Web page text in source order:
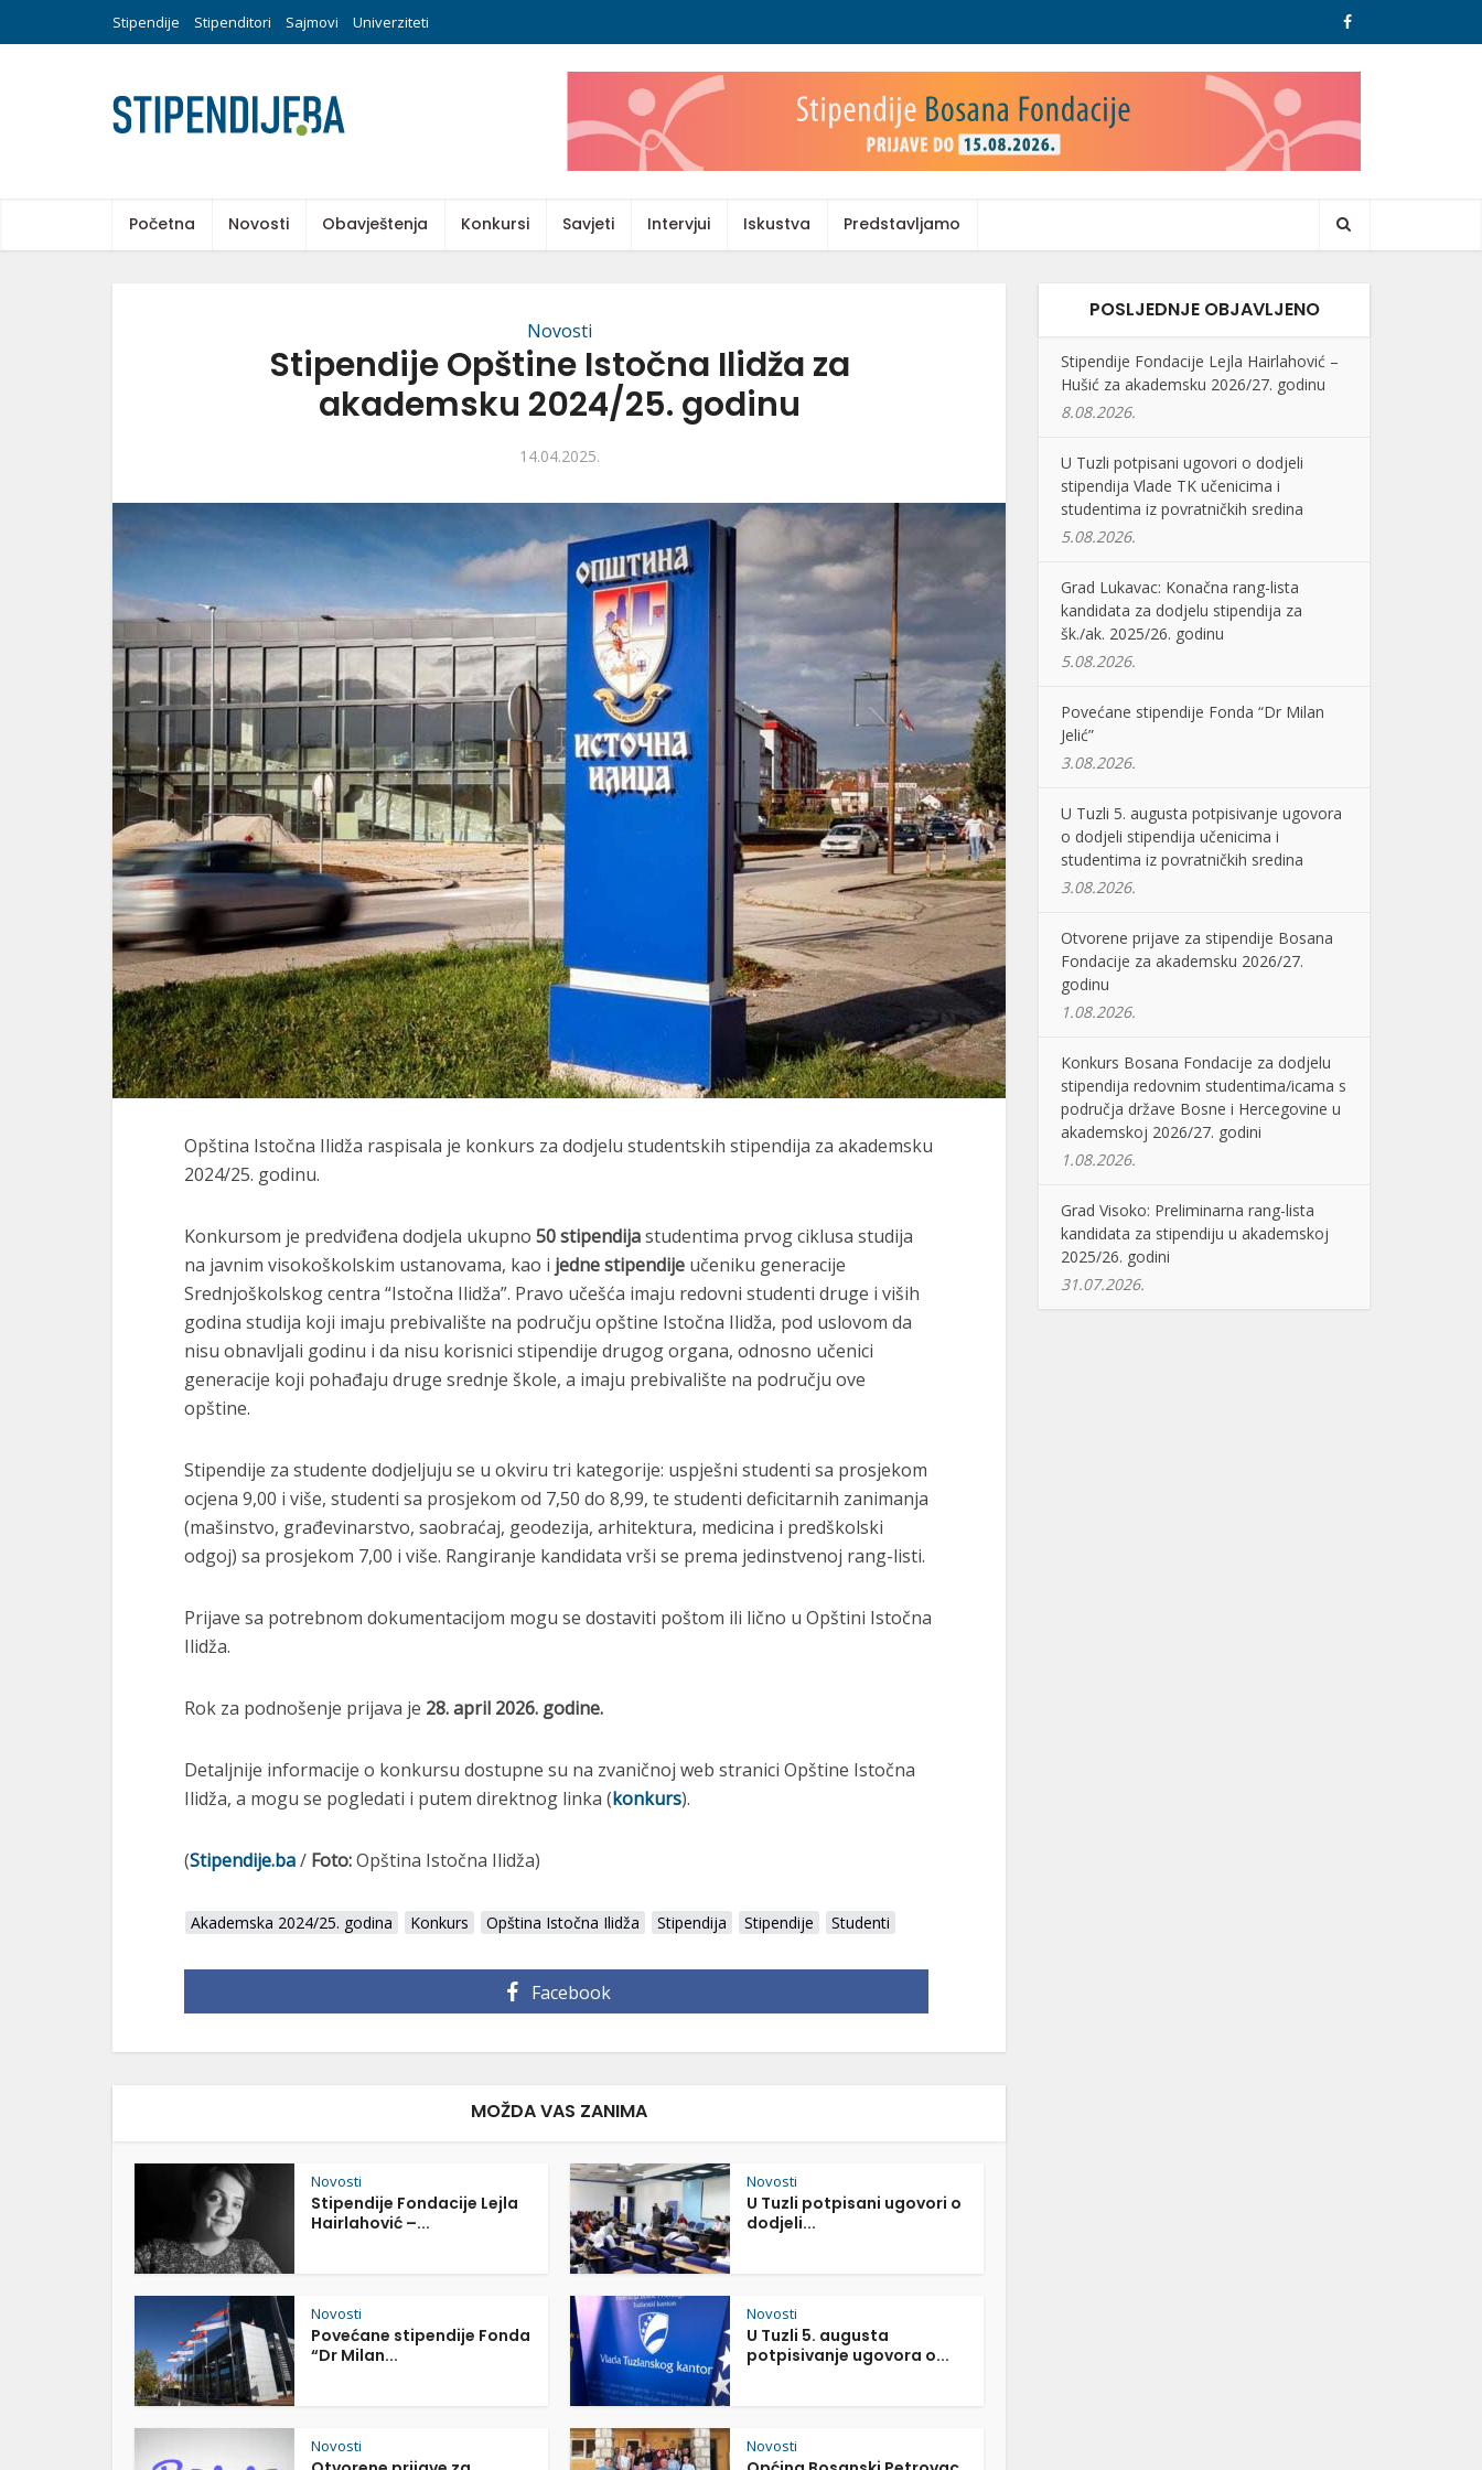
Stipendije Stipenditori Sajmovi Univerziteti
Početna Novosti Obavještenja Konkursi Savjeti Intervjui Iskustva Predstavljamo
Novosti
Stipendije Opštine Istočna Ilidža za
akademsku 2024/25. godinu
14.04.2025.
Opština Istočna Ilidža raspisala je konkurs za dodjelu studentskih stipendija za akademsku
2024/25. godinu.
Konkursom je predviđena dodjela ukupno 50 stipendijastudentima prvog ciklusa studija
na javnim visokoškolskim ustanovama, kao i jedne stipendije učeniku generacije
Srednjoškolskog centra “Istočna Ilidža”. Pravo učešća imaju redovni studenti druge i viših
godina studija koji imaju prebivalište na području opštine Istočna Ilidža, pod uslovom da
nisu obnavljali godinu i da nisu korisnici stipendije drugog organa, odnosno učenici
generacije koji pohađaju druge srednje škole, a imaju prebivalište na području ove
opštine.
Stipendije za studente dodjeljuju se u okviru tri kategorije: uspješni studenti sa prosjekom
ocjena 9,00 i više, studenti sa prosjekom od 7,50 do 8,99, te studenti deficitarnih zanimanja
(mašinstvo, građevinarstvo, saobraćaj, geodezija, arhitektura, medicina i predškolski
odgoj) sa prosjekom 7,00 i više. Rangiranje kandidata vrši se prema jedinstvenoj rang-listi.
Prijave sa potrebnom dokumentacijom mogu se dostaviti poštom ili lično u Opštini Istočna
Ilidža.
Rok za podnošenje prijava je 28. april 2026. godine.
Detaljnije informacije o konkursu dostupne su na zvaničnoj web stranici Opštine Istočna
Ilidža, a mogu se pogledati i putem direktnog linka (konkurs).
(Stipendije.ba/ Foto:Opština Istočna Ilidža)
Akademska 2024/25. godina Konkurs Opština Istočna Ilidža Stipendija Stipendije Studenti
Facebook
MOŽDA VAS ZANIMA
Novosti
Stipendije Fondacije Lejla
Hairlahović –...
Novosti
U Tuzli potpisani ugovori o
dodjeli...
Novosti
Povećane stipendije Fonda
“Dr Milan...
Novosti
U Tuzli 5. augusta
potpisivanje ugovora o...
Novosti Novosti
POSLJEDNJE OBJAVLJENO
Stipendije Fondacije Lejla Hairlahović –
Hušić za akademsku 2026/27. godinu
8.08.2026.
U Tuzli potpisani ugovori o dodjeli
stipendija Vlade TK učenicima i
studentima iz povratničkih sredina
5.08.2026.
Grad Lukavac: Konačna rang-lista
kandidata za dodjelu stipendija za
šk./ak. 2025/26. godinu
5.08.2026.
Povećane stipendije Fonda “Dr Milan
Jelić”
3.08.2026.
U Tuzli 5. augusta potpisivanje ugovora
o dodjeli stipendija učenicima i
studentima iz povratničkih sredina
3.08.2026.
Otvorene prijave za stipendije Bosana
Fondacije za akademsku 2026/27.
godinu
1.08.2026.
Konkurs Bosana Fondacije za dodjelu
stipendija redovnim studentima/icama s
područja države Bosne i Hercegovine u
akademskoj 2026/27. godini
1.08.2026.
Grad Visoko: Preliminarna rang-lista
kandidata za stipendiju u akademskoj
2025/26. godini
31.07.2026.